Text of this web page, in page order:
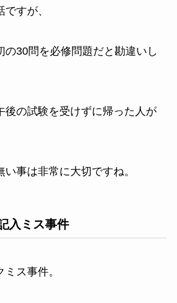
すが、
の30問を必修問題だと勘違いし
後の試験を受けずに帰った人が
事は非常に大切ですね。
入ミス事件
ス事件。